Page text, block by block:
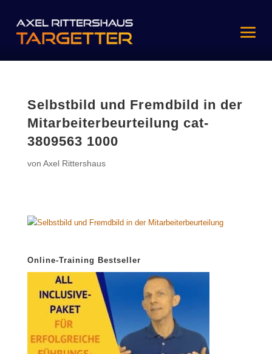
Selbstbild und Fremdbild in der
Mitarbeiterbeurteilung cat-
3809563 1000
von Axel Rittershaus
Online-Training Bestseller